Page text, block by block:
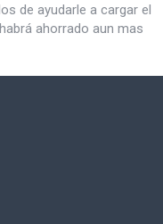
de ayudarle a cargar el
ahorrado aun mas